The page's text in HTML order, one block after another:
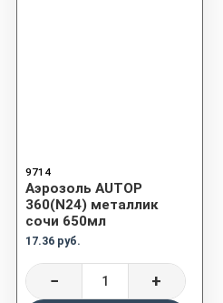
9714
Аэрозоль AUTOP
360(N24) металлик
сочи 650мл
17.36 руб.
− +